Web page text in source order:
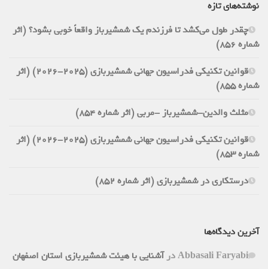
نوشته‌های تازه
چقدر طول می‌کشد تا فرزندم یک شمشیرباز واقعاً خوبی بشود؟ (اثر
شماره 856)
قوانین تکنیکی فدراسیون جهانی شمشیربازی (2025-2026) (اثر
شماره 855)
مثلث والدین-شمشیرباز -مربی (اثر شماره 854)
قوانین تکنیکی فدراسیون جهانی شمشیربازی (2025-2026) (اثر
شماره 853)
درستکاری در شمشیربازی (اثر شماره 852)
آخرین دیدگاه‌ها
Abbasali Faryabiدرآشنایی با هیئت شمشیربازی استان اصفهان